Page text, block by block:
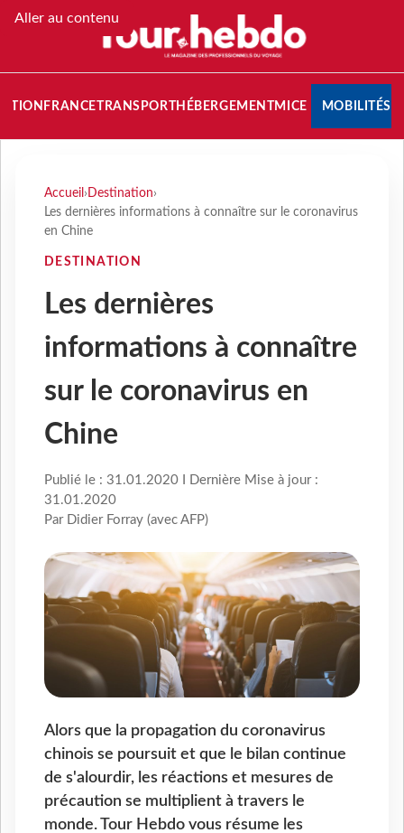
Aller au contenu
FRANCETRANSPORT HÉBERGEMENTMICE MOBILITÉS
Accueil › Destination›
Les dernières informations à connaître sur le coronavirus
en Chine
DESTINATION
Les dernières
informations à connaître
sur le coronavirus en
Chine
Publié le : 31.01.2020 I Dernière Mise à jour :
31.01.2020
Par Didier Forray (avec AFP)
Alors que la propagation du coronavirus
chinois se poursuit et que le bilan continue
de s'alourdir, les réactions et mesures de
précaution se multiplient à travers le
monde. Tour Hebdo vous résume les